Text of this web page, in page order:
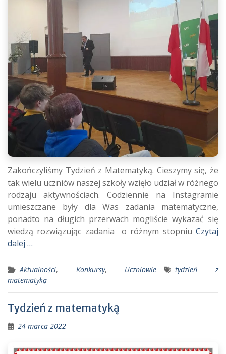
Zakończyliśmy Tydzień z Matematyką. Cieszymy się, że
tak wielu uczniów naszej szkoły wzięło udział w różnego
rodzaju aktywnościach. Codziennie na Instagramie
umieszczane były dla Was zadania matematyczne,
ponadto na długich przerwach mogliście wykazać się
wiedzą rozwiązując zadania o różnym stopniu Czytaj
dalej …
Aktualności, Konkursy, Uczniowie
tydzień z
matematyką
Tydzień z matematyką
24 marca 2022